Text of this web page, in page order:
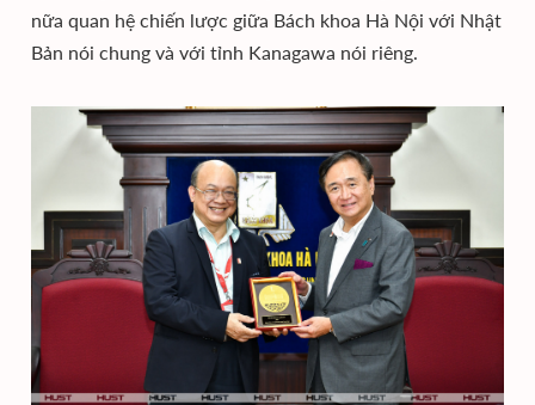
nữa quan hệ chiến lược giữa Bách khoa Hà Nội với Nhật
Bản nói chung và với tỉnh Kanagawa nói riêng.